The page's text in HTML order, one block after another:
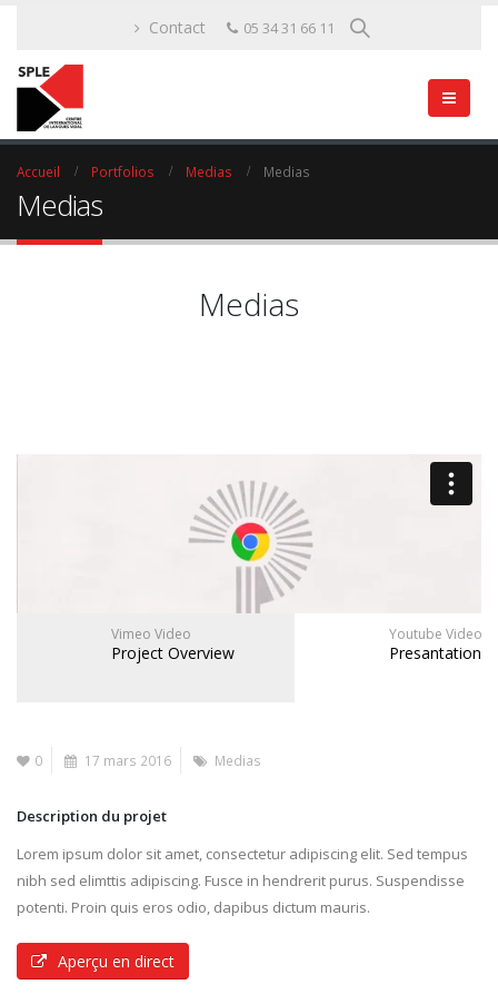
Contact 05 34 31 66 11
Accueil Portfolios Medias Medias
Medias
Medias
Vimeo Video
Project Overview
Youtube Video
Presantation
0 17 mars 2016 Medias
Description du projet
Lorem ipsum dolor sit amet, consectetur adipiscing elit. Sed tempus
nibh sed elimttis adipiscing. Fusce in hendrerit purus. Suspendisse
potenti. Proin quis eros odio, dapibus dictum mauris.
Aperçu en direct